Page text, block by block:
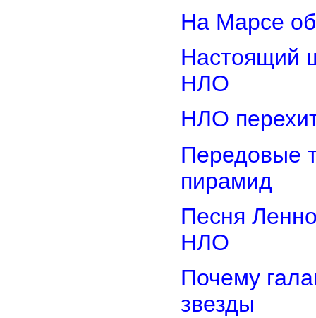
На Марсе
Настоящий
НЛО
НЛО
Передовые
пирамид
Песня
НЛО
Почему
звезды